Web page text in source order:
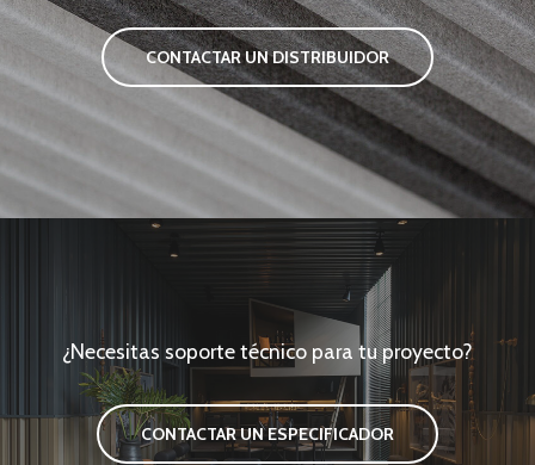
CONTACTAR UN DISTRIBUIDOR
¿Necesitas soporte técnico para tu proyecto?
CONTACTAR UN ESPECIFICADOR